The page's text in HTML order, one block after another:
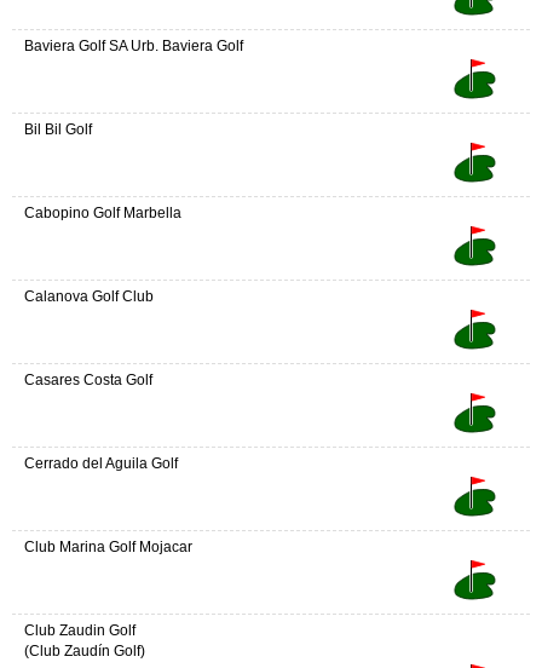
Baviera Golf SA Urb. Baviera Golf
Bil Bil Golf
Cabopino Golf Marbella
Calanova Golf Club
Casares Costa Golf
Cerrado del Aguila Golf
Club Marina Golf Mojacar
Club Zaudin Golf
(Club Zaudín Golf)